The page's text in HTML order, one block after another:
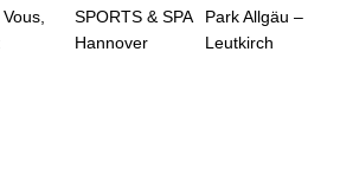
SPORTS & SPA
Hannover
Park Allgäu –
Leutkirch